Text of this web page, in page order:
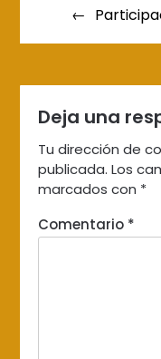
entradas
Deja una
Tu dirección de
publicada. Los
marcados con *
Comentario *